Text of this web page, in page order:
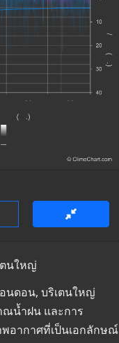
นใหญ่
นดอน, บริเตนใหญ่
ณน้ำฝน และการ
อากาศที่เป็นเอกลักษณ์